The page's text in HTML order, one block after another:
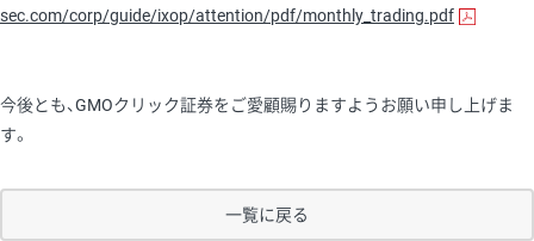
sec.com/corp/guide/ixop/attention/pdf/monthly_trading.pdf
今後とも、GMOクリック証券をご愛顧賜りますようお願い申し上げま
す。
一覧に戻る